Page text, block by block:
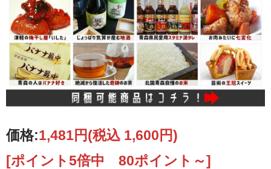
価格:1,481円(税込 1,600円)
[ポイント5倍中 80ポイント～]